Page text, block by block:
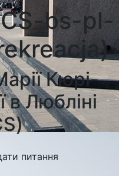
bs-pl-
Кюрі-
в Любліні
питання